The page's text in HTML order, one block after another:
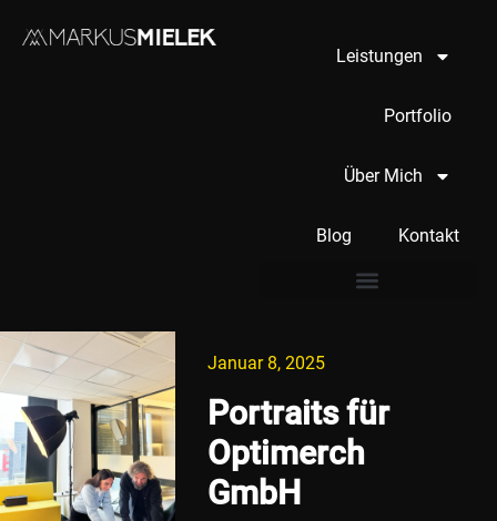
Leistungen
Portfolio
Über Mich
Blog Kontakt
Januar 8, 2025
Portraits für
Optimerch
GmbH